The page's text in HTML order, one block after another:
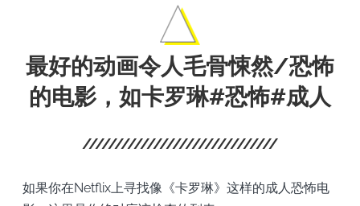
最好的动画令人毛骨悚然/恐怖
的电影，如卡罗琳#恐怖#成人
如果你在Netflix上寻找像《卡罗琳》这样的成人恐怖电